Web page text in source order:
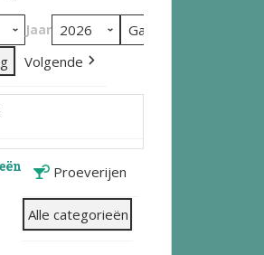
Jaar
Volgende
Proeverijen
Alle categorieën